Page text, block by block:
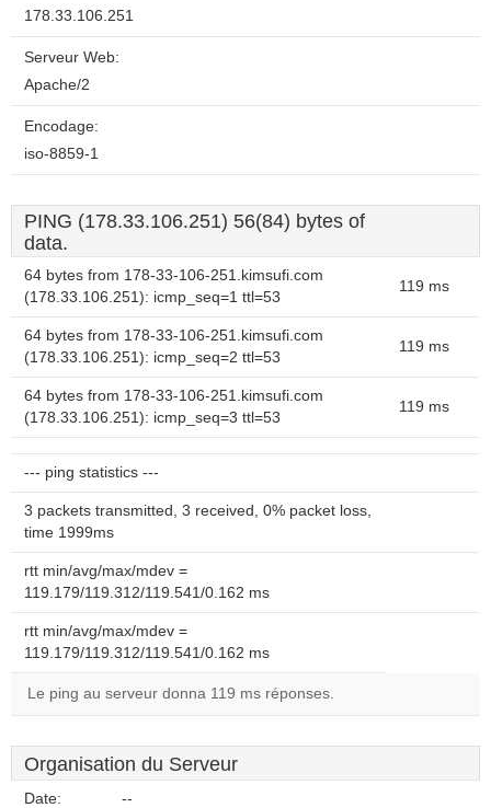
178.33.106.251
Serveur Web:
Apache/2
Encodage:
iso-8859-1
PING (178.33.106.251) 56(84) bytes of
data.
64 bytes from 178-33-106-251.kimsufi.com
(178.33.106.251): icmp_seq=1 ttl=53
119 ms
64 bytes from 178-33-106-251.kimsufi.com
(178.33.106.251): icmp_seq=2 ttl=53
119 ms
64 bytes from 178-33-106-251.kimsufi.com
(178.33.106.251): icmp_seq=3 ttl=53
119 ms
--- ping statistics ---
3 packets transmitted, 3 received, 0% packet loss,
time 1999ms
rtt min/avg/max/mdev =
119.179/119.312/119.541/0.162 ms
rtt min/avg/max/mdev =
119.179/119.312/119.541/0.162 ms
Le ping au serveur donna 119 ms réponses.
Organisation du Serveur
Date: --